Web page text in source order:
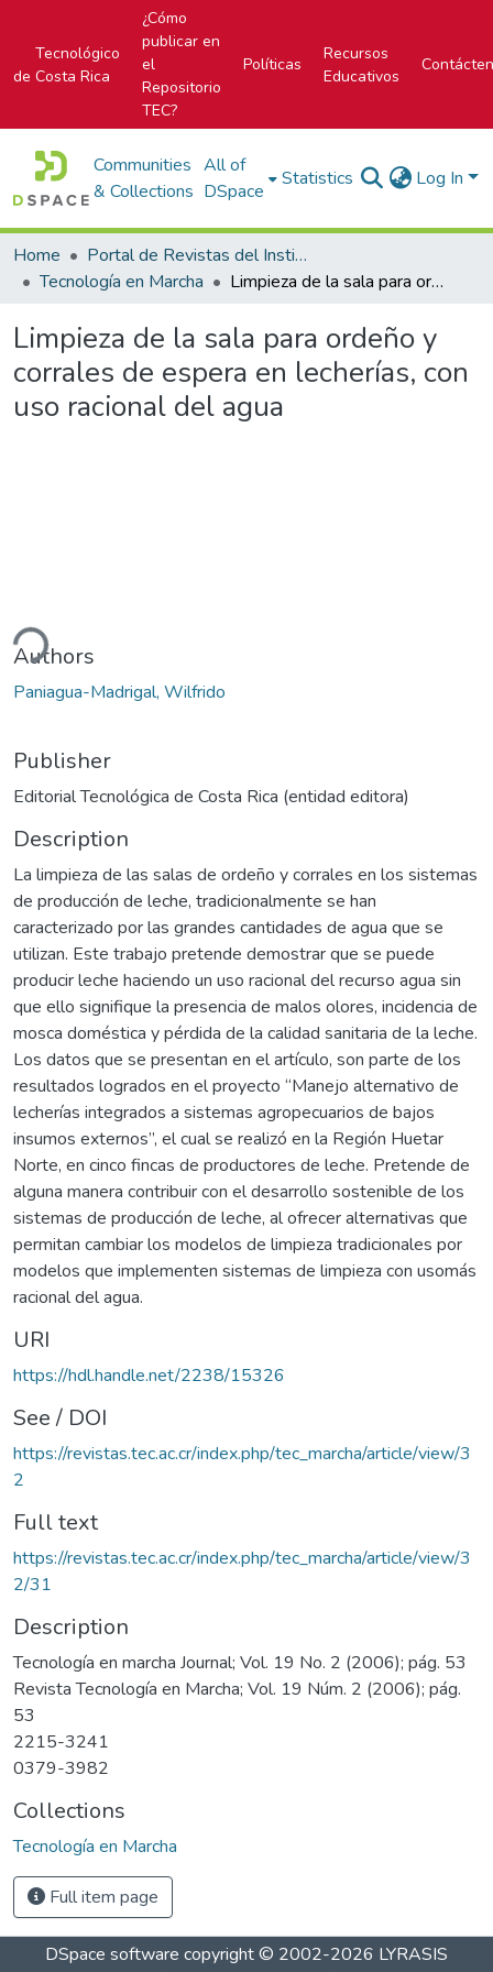
Tecnológico
de Costa Rica
¿Cómo
publicar en
el
Repositorio
TEC?
Políticas
Recursos
Educativos
Communities
& Collections
All of
DSpace
Statistics Log In
Home
Portal de Revistas del Instituto Tecnológico de Costa Rica
Tecnología en Marcha
Limpieza de la sala para ordeño y corrales de espera en lecherías, con uso racional del agua
Limpieza de la sala para ordeño y
corrales de espera en lecherías, con
uso racional del agua
Authors
Paniagua-Madrigal, Wilfrido
Publisher
Editorial Tecnológica de Costa Rica (entidad editora)
Description
La limpieza de las salas de ordeño y corrales en los sistemas
de producción de leche, tradicionalmente se han
caracterizado por las grandes cantidades de agua que se
utilizan. Este trabajo pretende demostrar que se puede
producir leche haciendo un uso racional del recurso agua sin
que ello signifique la presencia de malos olores, incidencia de
mosca doméstica y pérdida de la calidad sanitaria de la leche.
Los datos que se presentan en el artículo, son parte de los
resultados logrados en el proyecto “Manejo alternativo de
lecherías integrados a sistemas agropecuarios de bajos
insumos externos”, el cual se realizó en la Región Huetar
Norte, en cinco fincas de productores de leche. Pretende de
alguna manera contribuir con el desarrollo sostenible de los
sistemas de producción de leche, al ofrecer alternativas que
permitan cambiar los modelos de limpieza tradicionales por
modelos que implementen sistemas de limpieza con usomás
racional del agua.
URI
https://hdl.handle.net/2238/15326
See / DOI
https://revistas.tec.ac.cr/index.php/tec_marcha/article/view/3
2
Full text
https://revistas.tec.ac.cr/index.php/tec_marcha/article/view/3
2/31
Description
Tecnología en marcha Journal; Vol. 19 No. 2 (2006); pág. 53
Revista Tecnología en Marcha; Vol. 19 Núm. 2 (2006); pág.
53
2215-3241
0379-3982
Collections
Tecnología en Marcha
Full item page
DSpace software copyright © 2002-2026 LYRASIS